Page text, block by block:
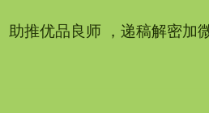
助推优品良师 ，递稿解密加